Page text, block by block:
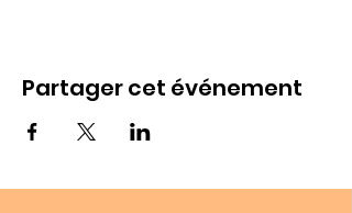
Partager cet événement